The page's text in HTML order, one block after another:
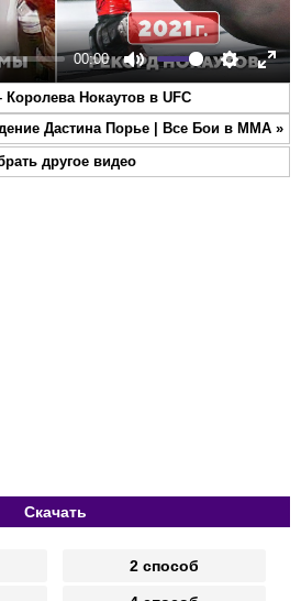
00:00
Mute Settings
Нокаутов в UFC
Дастина Порье | Все Бои в ММА »
другое видео
Скачать
2 способ